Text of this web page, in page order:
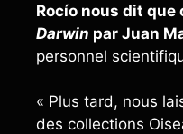
Rocío nous dit que
Darwin par Juan
personnel
« Plus tard, nous
des collections